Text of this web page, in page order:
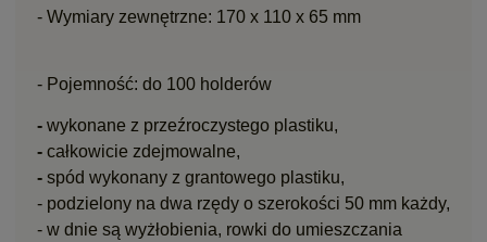
- Wymiary zewnętrzne: 170 x 110 x 65 mm
- Pojemność: do 100 holderów
- wykonane z przeźroczystego plastiku,
- całkowicie zdejmowalne,
- spód wykonany z grantowego plastiku,
- podzielony na dwa rzędy o szerokości 50 mm każdy,
- w dnie są wyżłobienia, rowki do umieszczania